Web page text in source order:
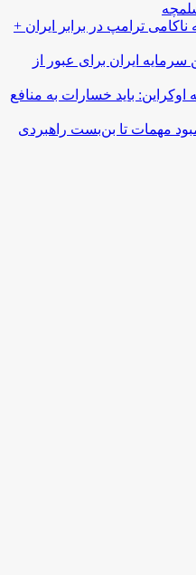
ترامپ در برابر ایران +
ایران برای عبور از
باید خسارات به منافع
مهمات تا بن‌بست راهبردی